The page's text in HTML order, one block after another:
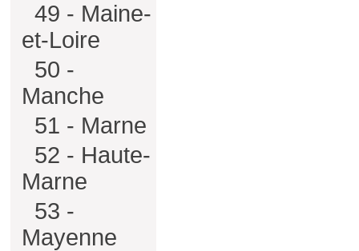
49 - Maine-
et-Loire
50 -
Manche
51 - Marne
52 - Haute-
Marne
53 -
Mayenne